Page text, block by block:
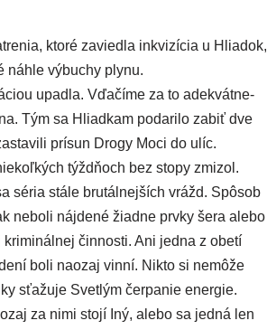
kto­ré zavied­la inkvi­zí­cia u Hliadok,
náh­le výbu­chy plynu.
upad­la. Vďačíme za to adek­vát­ne­
Tým sa Hliadkam poda­ri­lo zabiť dve
prí­sun Drogy Moci do ulíc.
týžd­ňoch bez sto­py zmizol.
séria stá­le bru­tál­nej­ších vrážd. Spôsob
nebo­li náj­de­né žiad­ne prv­ky šera ale­bo
čin­nos­ti. Ani jed­na z obe­tí
boli naozaj vin­ní. Nikto si nemô­že
sťa­žu­je Svetlým čer­pa­nie energie.
za nimi sto­jí Iný, ale­bo sa jed­ná len